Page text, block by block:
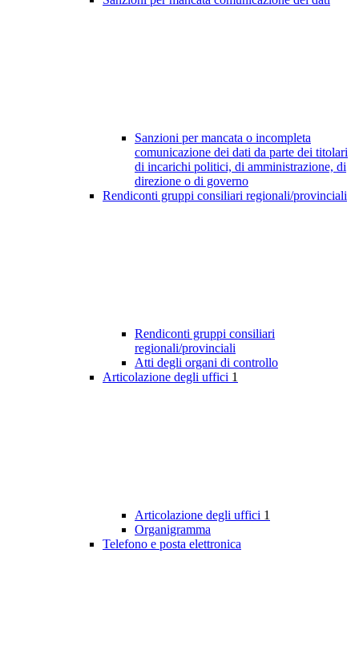
Sanzioni per mancata o incompleta
comunicazione dei dati da parte dei titolari
di incarichi politici, di amministrazione, di
direzione o di governo
Rendiconti gruppi consiliari regionali/provinciali
Rendiconti gruppi consiliari
regionali/provinciali
Atti degli organi di controllo
Articolazione degli uffici 1
Articolazione degli uffici 1
Organigramma
Telefono e posta elettronica